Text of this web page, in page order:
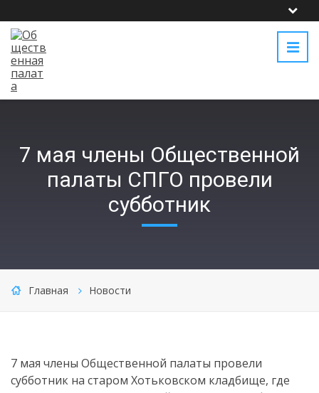
7 мая члены Общественной
палаты СПГО провели
субботник
Главная Новости
7 мая члены Общественной палаты провели
субботник на старом Хотьковском кладбище, где